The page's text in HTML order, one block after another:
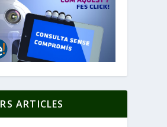
ARTICLES